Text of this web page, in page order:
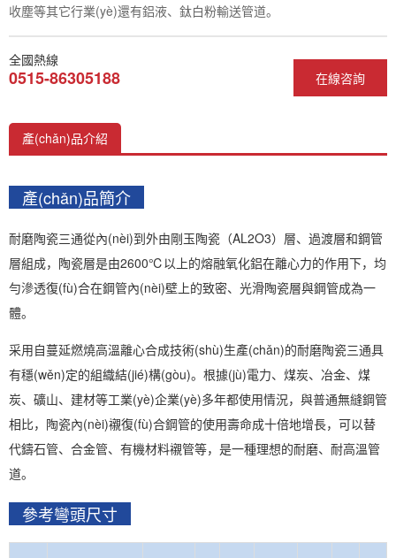
收塵等其它行業(yè)還有鋁液、鈦白粉輸送管道。
在線咨詢
全國熱線
0515-86305188
產(chǎn)品介紹
產(chǎn)品簡介
耐磨陶瓷三通從內(nèi)到外由剛玉陶瓷（AL2O3）層、過渡層和鋼管
層組成，陶瓷層是由2600℃以上的熔融氧化鋁在離心力的作用下，均
勻滲透復(fù)合在鋼管內(nèi)壁上的致密、光滑陶瓷層與鋼管成為一
體。
采用自蔓延燃燒高溫離心合成技術(shù)生產(chǎn)的耐磨陶瓷三通具
有穩(wěn)定的組織結(jié)構(gòu)。根據(jù)電力、煤炭、冶金、煤
炭、礦山、建材等工業(yè)企業(yè)多年都使用情況，與普通無縫鋼管
相比，陶瓷內(nèi)襯復(fù)合鋼管的使用壽命成十倍地增長，可以替
代鑄石管、合金管、有機材料襯管等，是一種理想的耐磨、耐高溫管
道。
參考彎頭尺寸